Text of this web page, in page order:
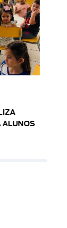
ALUNOS